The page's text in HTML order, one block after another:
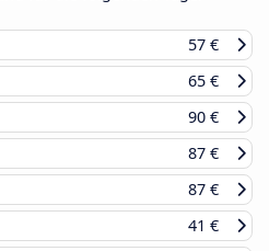
57 €
65 €
90 €
87 €
87 €
41 €